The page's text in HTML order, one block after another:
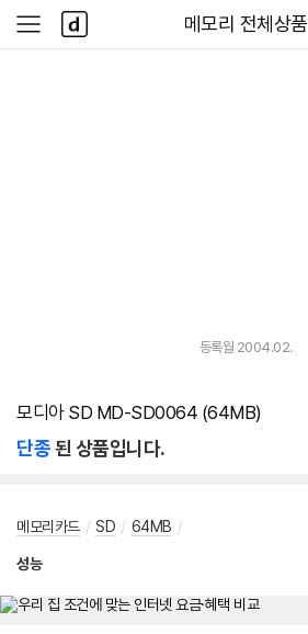
다나와
메모리 전체상품
사
이
다
나
와
등록월 2004.02.
모디아 SD MD-SD0064 (64MB)
단종된 상품입니다.
메모리카드 / SD / 64MB /
성능